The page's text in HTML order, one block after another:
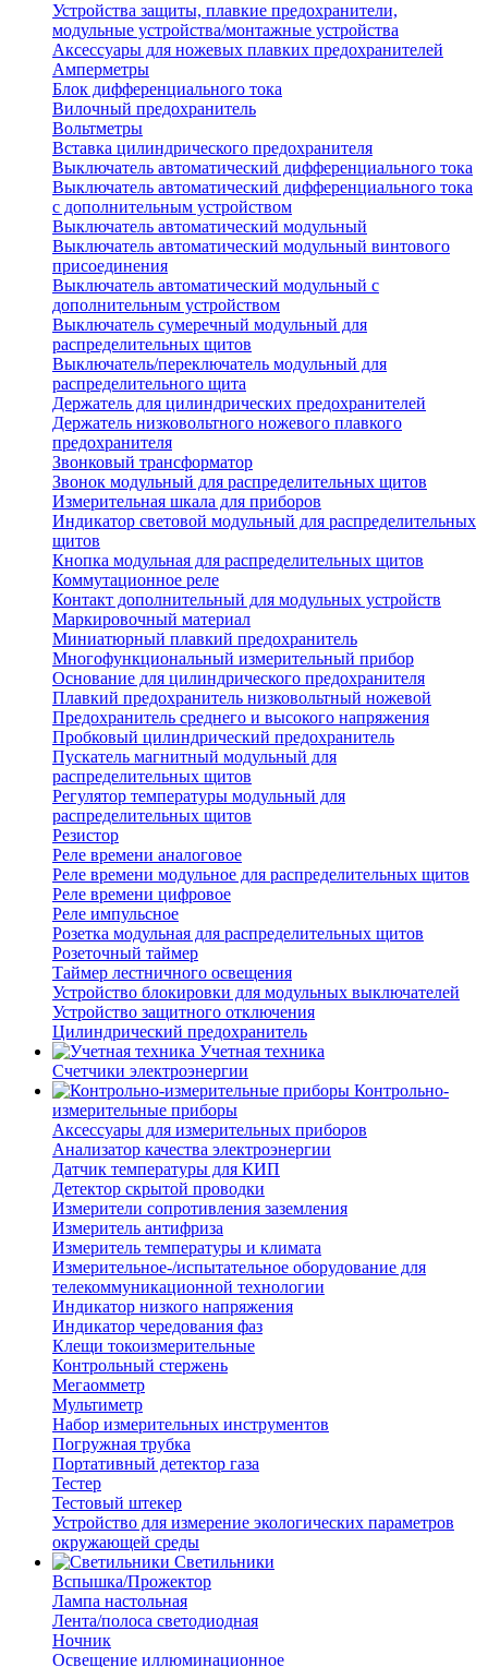
Устройства защиты, плавкие предохранители,
модульные устройства/монтажные устройства
Аксессуары для ножевых плавких предохранителей
Амперметры
Блок дифференциального тока
Вилочный предохранитель
Вольтметры
Вставка цилиндрического предохранителя
Выключатель автоматический дифференциального тока
Выключатель автоматический дифференциального тока
с дополнительным устройством
Выключатель автоматический модульный
Выключатель автоматический модульный винтового
присоединения
Выключатель автоматический модульный с
дополнительным устройством
Выключатель сумеречный модульный для
распределительных щитов
Выключатель/переключатель модульный для
распределительного щита
Держатель для цилиндрических предохранителей
Держатель низковольтного ножевого плавкого
предохранителя
Звонковый трансформатор
Звонок модульный для распределительных щитов
Измерительная шкала для приборов
Индикатор световой модульный для распределительных
щитов
Кнопка модульная для распределительных щитов
Коммутационное реле
Контакт дополнительный для модульных устройств
Маркировочный материал
Миниатюрный плавкий предохранитель
Многофункциональный измерительный прибор
Основание для цилиндрического предохранителя
Плавкий предохранитель низковольтный ножевой
Предохранитель среднего и высокого напряжения
Пробковый цилиндрический предохранитель
Пускатель магнитный модульный для
распределительных щитов
Регулятор температуры модульный для
распределительных щитов
Резистор
Реле времени аналоговое
Реле времени модульное для распределительных щитов
Реле времени цифровое
Реле импульсное
Розетка модульная для распределительных щитов
Розеточный таймер
Таймер лестничного освещения
Устройство блокировки для модульных выключателей
Устройство защитного отключения
Цилиндрический предохранитель
Учетная техника
Счетчики электроэнергии
Контрольно-
измерительные приборы
Аксессуары для измерительных приборов
Анализатор качества электроэнергии
Датчик температуры для КИП
Детектор скрытой проводки
Измерители сопротивления заземления
Измеритель антифриза
Измеритель температуры и климата
Измерительное-/испытательное оборудование для
телекоммуникационной технологии
Индикатор низкого напряжения
Индикатор чередования фаз
Клещи токоизмерительные
Контрольный стержень
Мегаомметр
Мультиметр
Набор измерительных инструментов
Погружная трубка
Портативный детектор газа
Тестер
Тестовый штекер
Устройство для измерение экологических параметров
окружающей среды
Светильники
Вспышка/Прожектор
Лампа настольная
Лента/полоса светодиодная
Ночник
Освещение иллюминационное